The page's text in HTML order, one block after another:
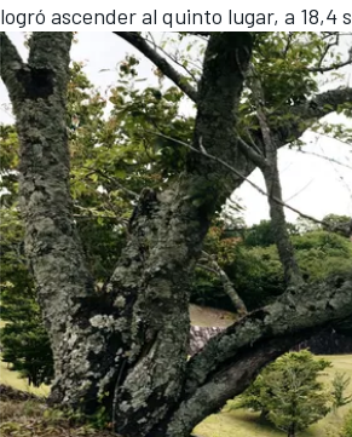
logró ascender al quinto lugar, a 18,4